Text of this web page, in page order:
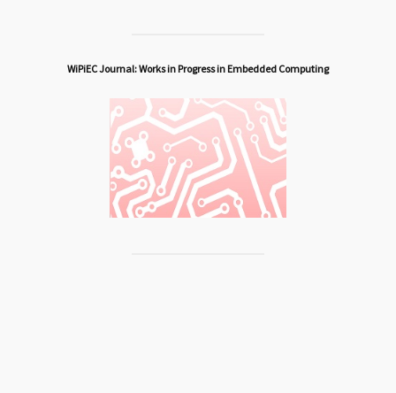
WiPiEC Journal: Works in Progress in Embedded Computing